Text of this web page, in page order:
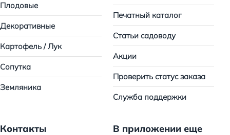
Плодовые
Декоративные
Картофель / Лук
Сопутка
Земляника
Печатный каталог
Статьи садоводу
Акции
Проверить статус заказа
Служба поддержки
Контакты
В приложении еще